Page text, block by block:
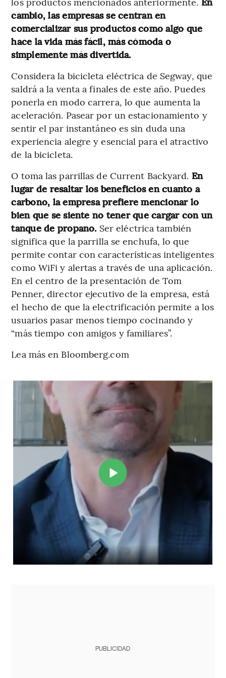
cambio, las empresas se centran en
comercializar sus productos como algo que
hace la vida más fácil, más cómoda o
simplemente más divertida.
Considera la bicicleta eléctrica de Segway, que
saldrá a la venta a finales de este año. Puedes
ponerla en modo carrera, lo que aumenta la
aceleración. Pasear por un estacionamiento y
sentir el par instantáneo es sin duda una
experiencia alegre y esencial para el atractivo
de la bicicleta.
O toma las parrillas de Current Backyard. En
lugar de resaltar los beneficios en cuanto a
carbono, la empresa prefiere mencionar lo
bien que se siente no tener que cargar con un
tanque de propano. Ser eléctrica también
significa que la parrilla se enchufa, lo que
permite contar con características inteligentes
como WiFi y alertas a través de una aplicación.
En el centro de la presentación de Tom
Penner, director ejecutivo de la empresa, está
el hecho de que la electrificación permite a los
usuarios pasar menos tiempo cocinando y
“más tiempo con amigos y familiares”.
Lea más en Bloomberg.com
PUBLICIDAD